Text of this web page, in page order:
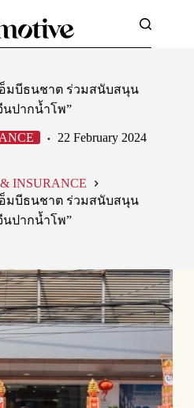
มบีธนชาต ร่วมสนับสนุน
นปากน้ำโพ”
22 February 2024
INSURANCE
มบีธนชาต ร่วมสนับสนุน
นปากน้ำโพ”